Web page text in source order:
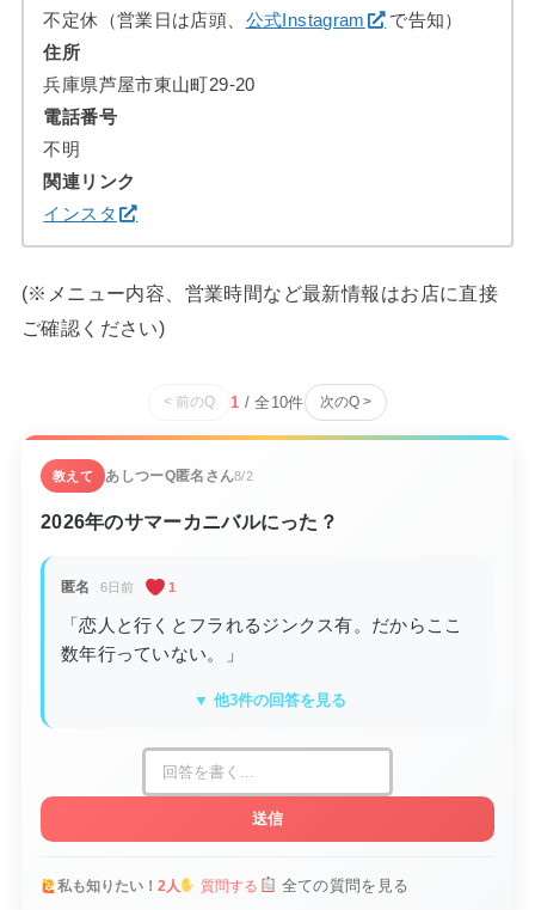
不定休（営業日は店頭、 公式Instagram
で告知）
住所
兵庫県芦屋市東山町29-20
電話番号
不明
関連リンク
インスタ
(※メニュー内容、営業時間など最新情報はお店に直接
ご確認ください)
< 前のQ 1 / 全 10件 次のQ >
教えて あしつーQ匿名さん8/2
2026年のサマーカニバルにった？
匿名 6日前 1
「恋人と行くとフラれるジンクス有。だからここ
数年行っていない。」
▼ 他3件の回答を見る
送信
私も知りたい！ 2人 質問する 全ての質問を見る